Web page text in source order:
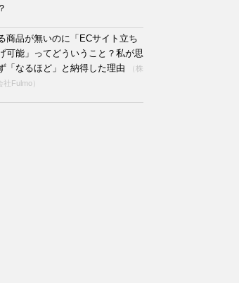
商品が無いのに「ECサイト立ち
可能」ってどういうこと？私が思
「なるほど」と納得した理由
（株
社Fulmo）